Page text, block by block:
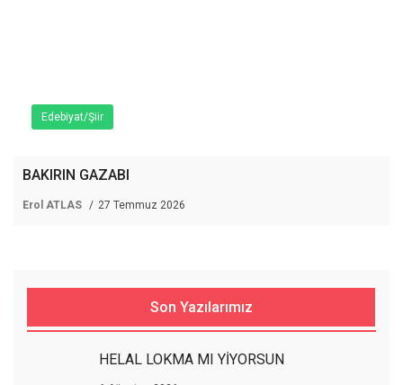
Edebiyat/Şiir
BAKIRIN GAZABI
Erol ATLAS 27 Temmuz 2026
Son Yazılarımız
HELAL LOKMA MI YİYORSUN